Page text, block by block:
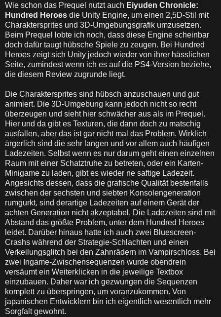
Wie schon das Prequel nutzt auch Eiyuden Chronicle:
Hundred Heroes die Unity Engine, um einen 2,5D-Stil mit
Charaktersprites und 3D-Umgebungsgrafik umzusetzen.
Beim Prequel lobte ich noch, dass diese Engine scheinbar
doch dafür taugt hübsche Spiele zu zeugen. Bei Hundred
Heroes zeigt sich Unity jedoch wieder von ihrer hässlichen
Seite, zumindest wenn ich es auf die PS4-Version beziehe,
die diesem Review zugrunde liegt.
Die Charaktersprites sind hübsch anzuschauen und gut
animiert. Die 3D-Umgebung kann jedoch nicht so recht
überzeugen und sieht hier schwächer aus als im Prequel.
Hier und da gibt es Texturen, die dann doch zu matschig
ausfallen, aber das ist gar nicht mal das Problem. Wirklich
ärgerlich sind die sehr langen und vor allem auch häufigen
Ladezeiten. Selbst wenn es nur darum geht einen einzelnen
Raum mit einer Schatztruhe zu betreten, oder ein Karten-
Minigame zu laden, gibt es wieder ne saftige Ladezeit.
Angesichts dessen, dass die grafische Qualität bestenfalls
zwischen der sechsten und siebten Konsolengeneration
rumgurkt, sind derartige Ladezeiten auf einem Gerät der
achten Generation nicht akzeptabel. Die Ladezeiten sind mit
Abstand das größte Problem, unter dem Hundred Heroes
leidet. Darüber hinaus hatte ich auch zwei Bluescreen-
Crashs während der Strategie-Schlachten und einen
Verkeilungsglitch bei den Zahnrädern im Vampirschloss. Bei
zwei Ingame-Zwischensequenzen wurde obendrein
versäumt ein Weiterklicken in die jeweilige Textbox
einzubauen. Daher war ich gezwungen die Sequenzen
komplett zu überspringen, um voranzukommen. Von
japanischen Entwicklern bin ich eigentlich wesentlich mehr
Sorgfalt gewohnt.